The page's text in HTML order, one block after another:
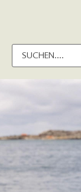
HOME
HERREN
ACCESSOIRES
SALE